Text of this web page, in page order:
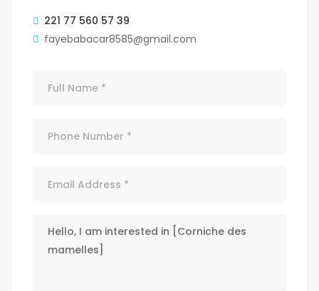
221 77 560 57 39
fayebabacar8585@gmail.com